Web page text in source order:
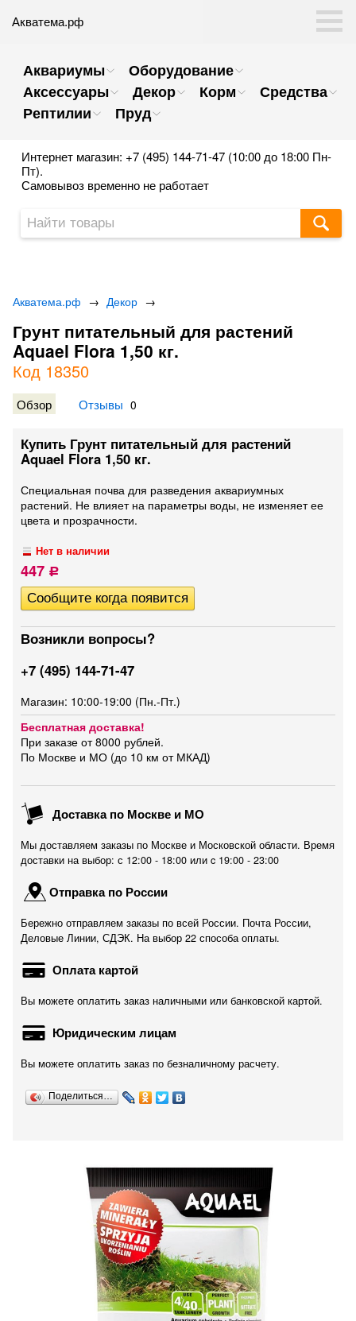
Акватема.рф
Аквариумы
Оборудование
Аксессуары
Декор Корм
Средства
Рептилии
Пруд
Интернет магазин: +7 (495) 144-71-47 (10:00 до 18:00 Пн-
Пт).
Самовывоз временно не работает
Акватема.рф → Декор →
Грунт питательный для растений
Aquael Flora 1,50 кг.
Код 18350
Обзор Отзывы 0
Купить Грунт питательный для растений
Aquael Flora 1,50 кг.
Специальная почва для разведения аквариумных
растений. Не влияет на параметры воды, не изменяет ее
цвета и прозрачности.
Нет в наличии
447 Р
Возникли вопросы?
+7 (495) 144-71-47
Магазин: 10:00-19:00 (Пн.-Пт.)
Бесплатная доставка!
При заказе от 8000 рублей.
По Москве и МО (до 10 км от МКАД)
Доставка по Москве и МО
Мы доставляем заказы по Москве и Московской области. Время
доставки на выбор: с 12:00 - 18:00 или c 19:00 - 23:00
Отправка по России
Бережно отправляем заказы по всей России. Почта России,
Деловые Линии, СДЭК. На выбор 22 способа оплаты.
Оплата картой
Вы можете оплатить заказ наличными или банковской картой.
Юридическим лицам
Вы можете оплатить заказ по безналичному расчету.
Поделиться…